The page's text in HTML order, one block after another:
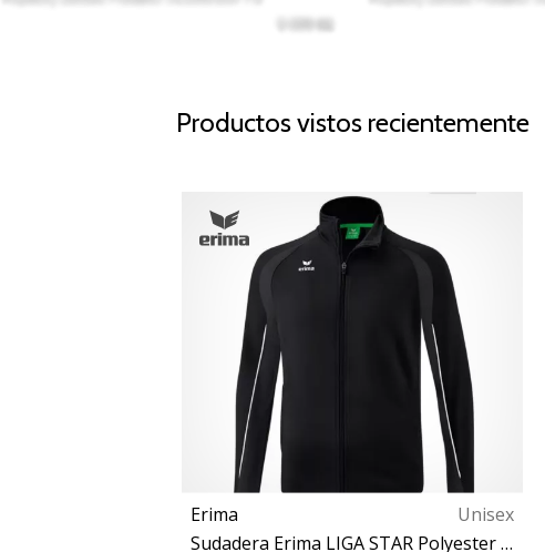
Productos vistos recientemente
Erima
Unisex
Sudadera Erima LIGA STAR Polyester Training Jacket